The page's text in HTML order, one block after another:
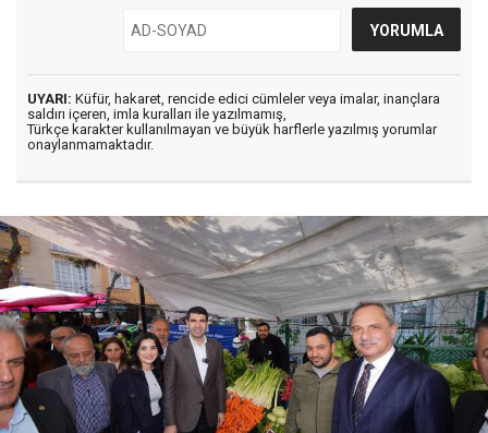
UYARI: Küfür, hakaret, rencide edici cümleler veya imalar, inançlara
saldırı içeren, imla kuralları ile yazılmamış,
Türkçe karakter kullanılmayan ve büyük harflerle yazılmış yorumlar
onaylanmamaktadır.